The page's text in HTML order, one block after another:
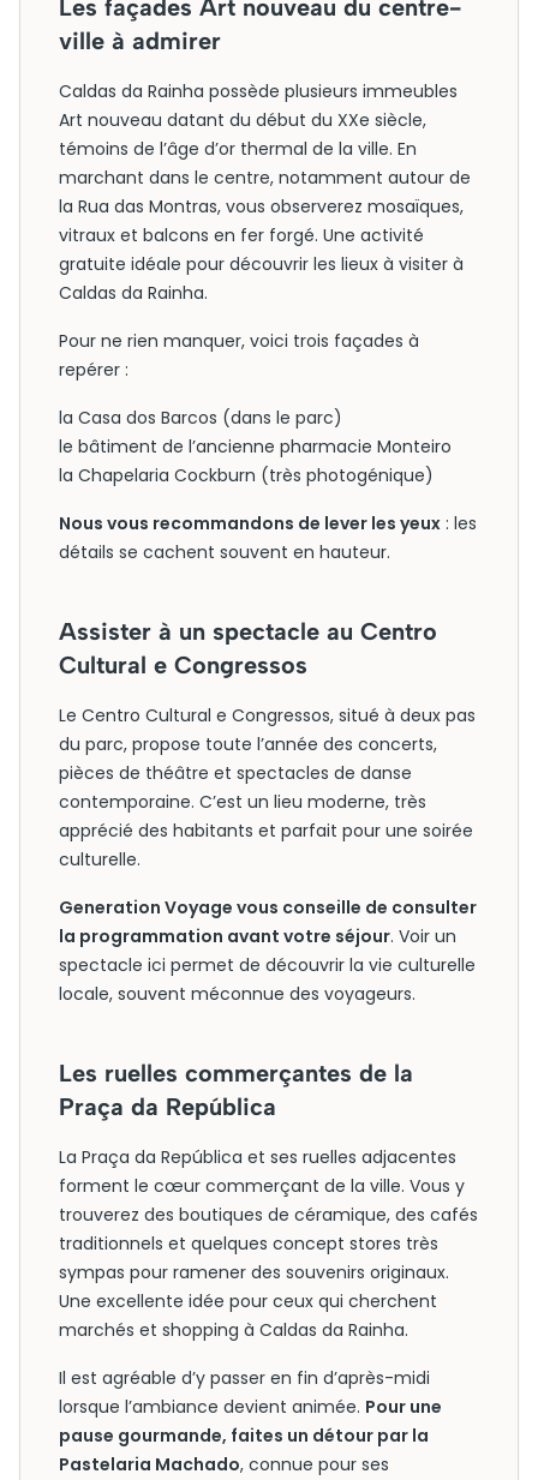
Les façades Art nouveau du centre-
ville à admirer
Caldas da Rainha possède plusieurs immeubles
Art nouveau datant du début du XXe siècle,
témoins de l’âge d’or thermal de la ville. En
marchant dans le centre, notamment autour de
la Rua das Montras, vous observerez mosaïques,
vitraux et balcons en fer forgé. Une activité
gratuite idéale pour découvrir les lieux à visiter à
Caldas da Rainha.
Pour ne rien manquer, voici trois façades à
repérer :
la Casa dos Barcos (dans le parc)
le bâtiment de l’ancienne pharmacie Monteiro
la Chapelaria Cockburn (très photogénique)
Nous vous recommandons de lever les yeux : les
détails se cachent souvent en hauteur.
Assister à un spectacle au Centro
Cultural e Congressos
Le Centro Cultural e Congressos, situé à deux pas
du parc, propose toute l’année des concerts,
pièces de théâtre et spectacles de danse
contemporaine. C’est un lieu moderne, très
apprécié des habitants et parfait pour une soirée
culturelle.
Generation Voyage vous conseille de consulter
la programmation avant votre séjour. Voir un
spectacle ici permet de découvrir la vie culturelle
locale, souvent méconnue des voyageurs.
Les ruelles commerçantes de la
Praça da República
La Praça da República et ses ruelles adjacentes
forment le cœur commerçant de la ville. Vous y
trouverez des boutiques de céramique, des cafés
traditionnels et quelques concept stores très
sympas pour ramener des souvenirs originaux.
Une excellente idée pour ceux qui cherchent
marchés et shopping à Caldas da Rainha.
Il est agréable d’y passer en fin d’après-midi
lorsque l’ambiance devient animée. Pour une
pause gourmande, faites un détour par la
Pastelaria Machado, connue pour ses